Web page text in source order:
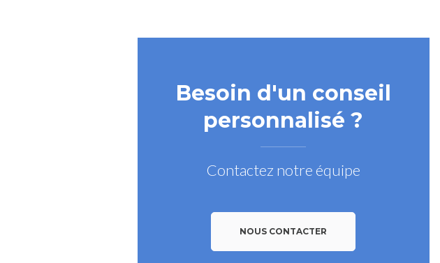
Besoin d'un conseil
personnalisé ?
Contactez notre équipe
NOUS CONTACTER